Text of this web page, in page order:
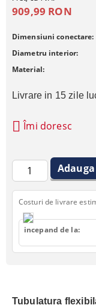
Tubulatura
909,99 RON
Dimensiuni conectare:
Diametru interior:
Material:
Livrare in 15 zile
Îmi doresc
Costuri de livrare
incepand de la: